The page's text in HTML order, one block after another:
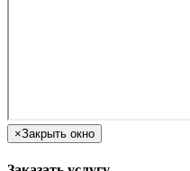
×Закрыть окно